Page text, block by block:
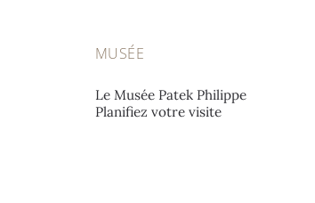
MUSÉE
Le Musée Patek Philippe
Planifiez votre visite